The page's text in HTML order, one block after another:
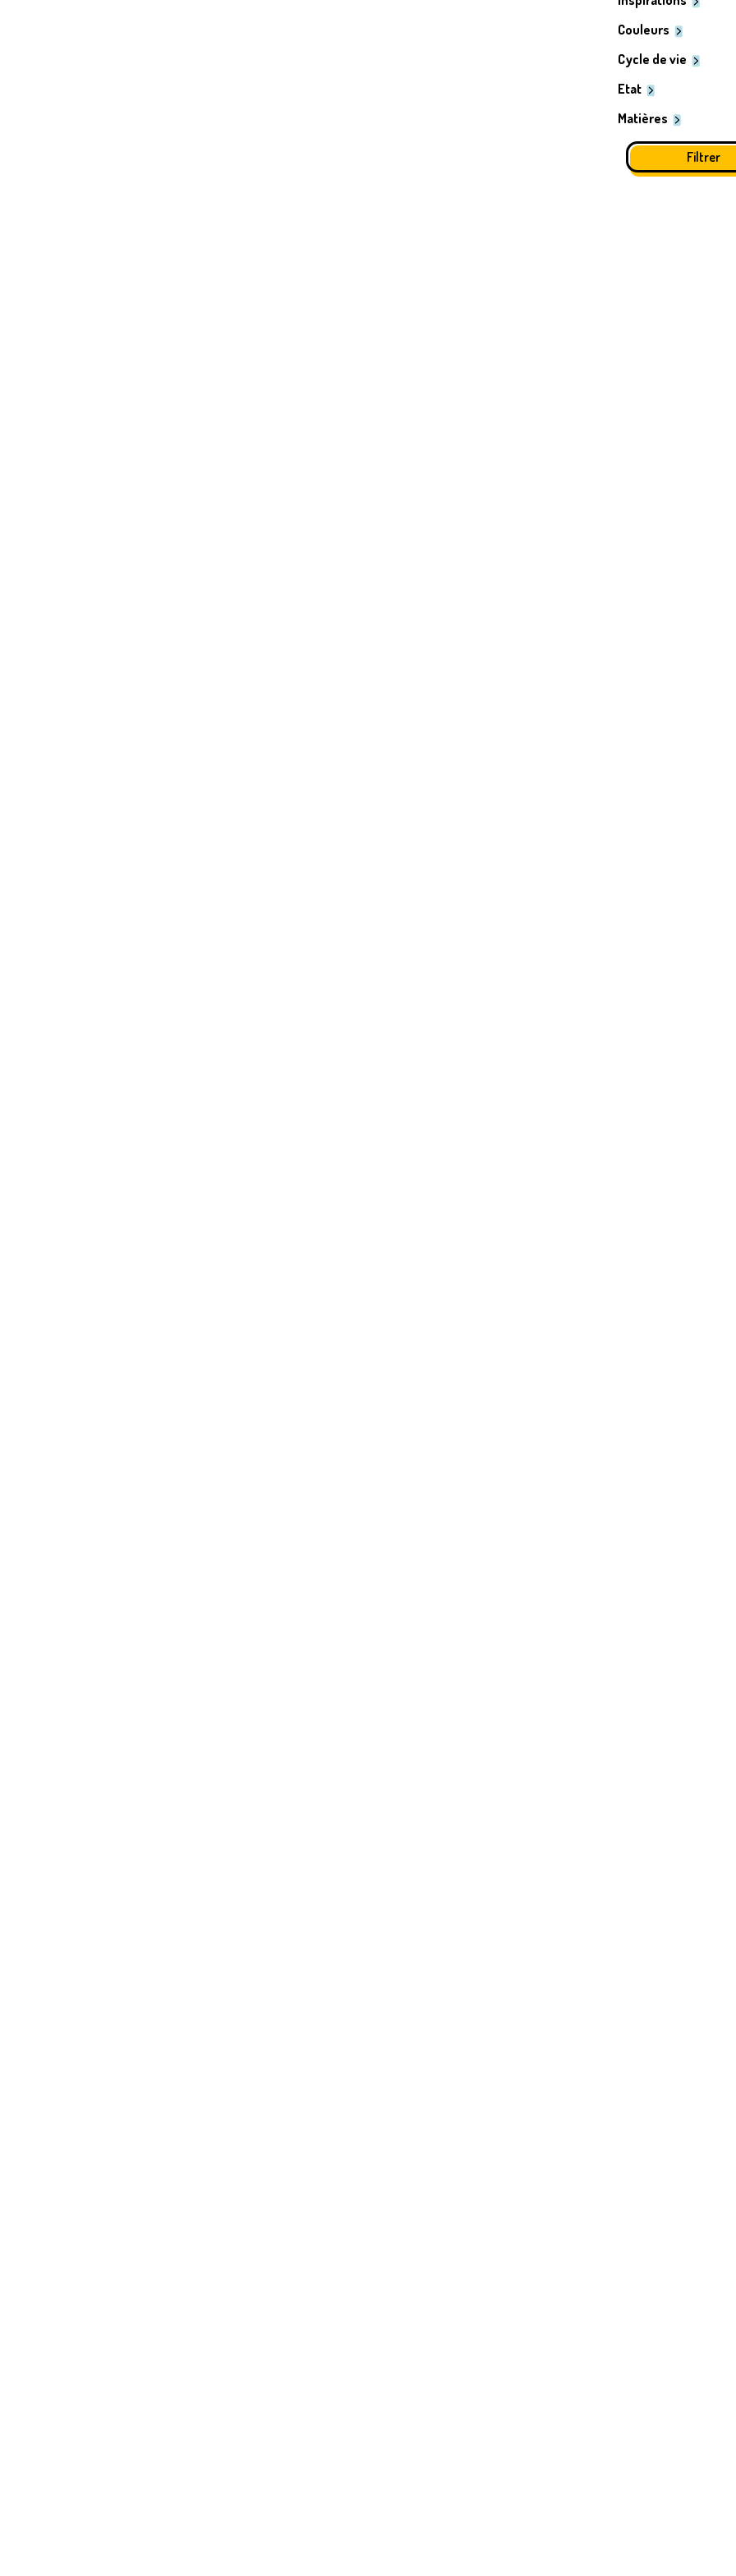
Couleurs
Cycle de vie
Etat
Matières